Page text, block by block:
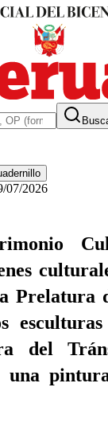
07/2026
Prelatura
esculturas
del